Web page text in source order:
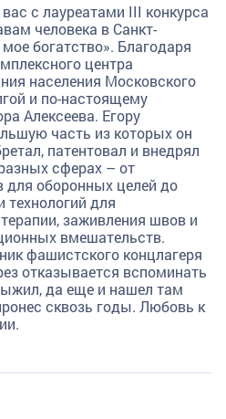
с лауреатами III конкурса
человека в Санкт-
богатство». Благодаря
центра
населения Московского
и по-настоящему
Алексеева. Егору
часть из которых он
патентовал и внедрял
сферах – от
оборонных целей до
технологий для
заживления швов и
вмешательств.
фашистского концлагеря
отказывается вспоминать
да еще и нашел там
сквозь годы. Любовь к